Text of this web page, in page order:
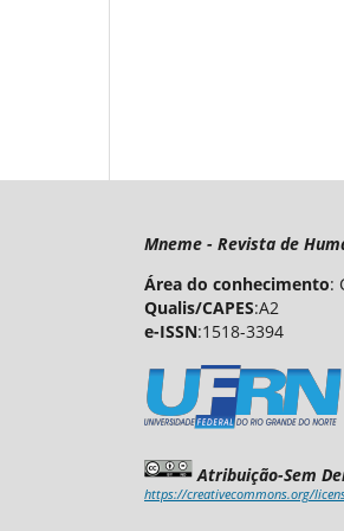
Mneme - Revista de
Área do conhecimento:
Qualis/CAPES:A2
e-ISSN:1518-3394
Atribuição-Sem
https://creativecommons.org/